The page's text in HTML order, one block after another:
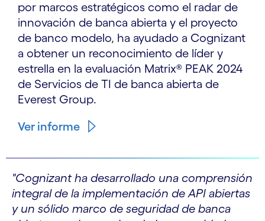
por marcos estratégicos como el radar de
innovación de banca abierta y el proyecto
de banco modelo, ha ayudado a Cognizant
a obtener un reconocimiento de líder y
estrella en la evaluación Matrix® PEAK 2024
de Servicios de TI de banca abierta de
Everest Group.
Ver informe
"Cognizant ha desarrollado una comprensión
integral de la implementación de API abiertas
y un sólido marco de seguridad de banca